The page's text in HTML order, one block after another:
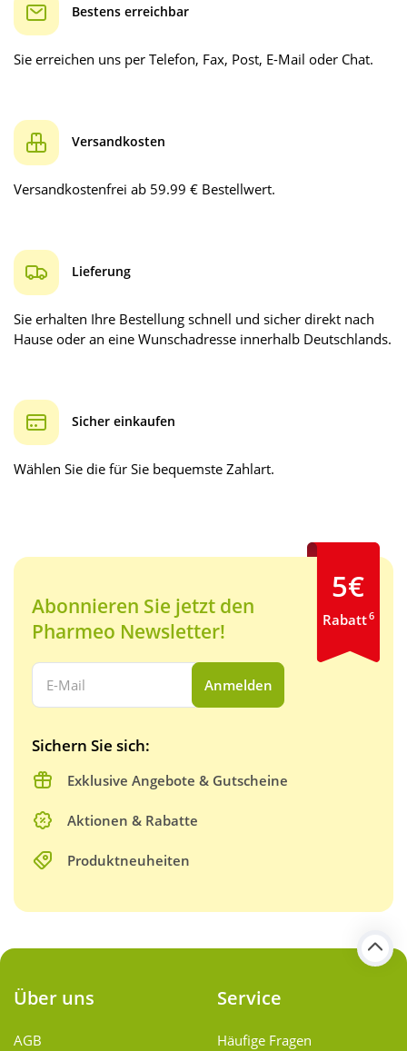
Bestens erreichbar
Sie erreichen uns per Telefon, Fax, Post, E-Mail oder Chat.
Versandkosten
Versandkostenfrei ab 59.99 € Bestellwert.
Lieferung
Sie erhalten Ihre Bestellung schnell und sicher direkt nach
Hause oder an eine Wunschadresse innerhalb Deutschlands.
Sicher einkaufen
Wählen Sie die für Sie bequemste Zahlart.
Abonnieren Sie jetzt den
Pharmeo Newsletter!
Ihre E-Mail Adresse:
Anmelden
Sichern Sie sich:
Exklusive Angebote & Gutscheine
Aktionen & Rabatte
Produktneuheiten
5€
Rabatt6
Über uns
AGB
Service
Häufige Fragen